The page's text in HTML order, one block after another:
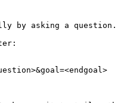
by asking a question.